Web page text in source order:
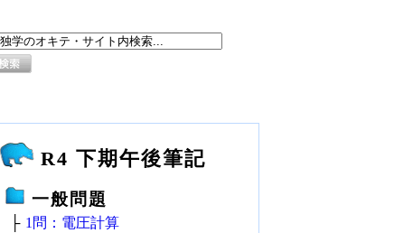
R4 下期午後筆記
一般問題
├ 1問：電圧計算